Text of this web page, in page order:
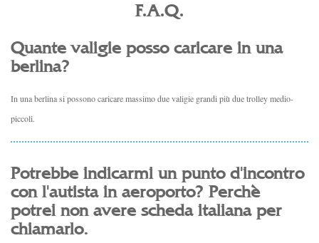
F.A.Q.
Quante valigie posso caricare in una
berlina?
In una berlina si possono caricare massimo due valigie grandi più due trolley medio-
piccoli.
Potrebbe indicarmi un punto d'incontro
con l'autista in aeroporto? Perchè
potrei non avere scheda italiana per
chiamarlo.